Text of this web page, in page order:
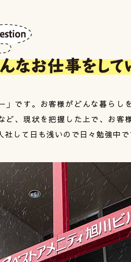
」です。お客様がどんな暮らし
ど、現状を把握した上で、お客
して日も浅いので日々勉強中で